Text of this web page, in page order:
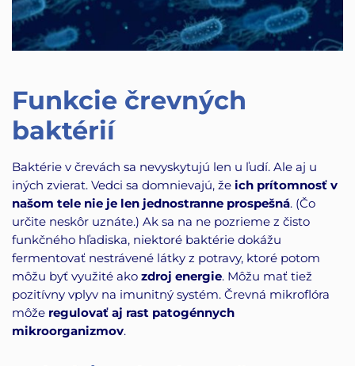
Funkcie črevných
baktérií
Baktérie v črevách sa nevyskytujú len u ľudí. Ale aj u
iných zvierat. Vedci sa domnievajú, že ich prítomnosť v
našom tele nie je len jednostranne prospešná. (Čo
určite neskôr uznáte.) Ak sa na ne pozrieme z čisto
funkčného hľadiska, niektoré baktérie dokážu
fermentovať nestrávené látky z potravy, ktoré potom
môžu byť využité ako zdroj energie. Môžu mať tiež
pozitívny vplyv na imunitný systém. Črevná mikroflóra
môže regulovať aj rast patogénnych
mikroorganizmov.